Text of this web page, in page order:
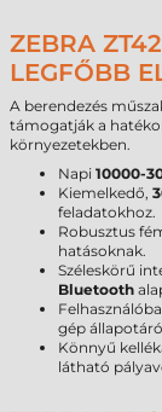
ZEBRA
LEGFŐBB
A berendezés
támogatják a
környezetekben.
Napi 10000-
Kiemelkedő,
feladatokhoz.
Robusztus
hatásoknak.
Széleskörű
Bluetooth
gép
Könnyű
látható